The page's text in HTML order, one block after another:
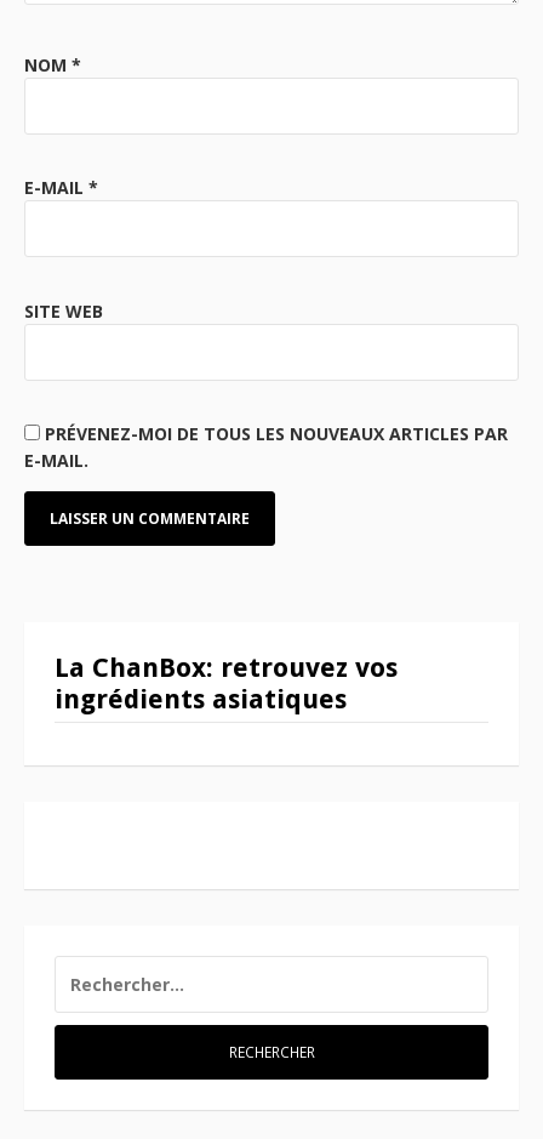
NOM *
E-MAIL *
SITE WEB
PRÉVENEZ-MOI DE TOUS LES NOUVEAUX ARTICLES PAR
E-MAIL.
La ChanBox: retrouvez vos
ingrédients asiatiques